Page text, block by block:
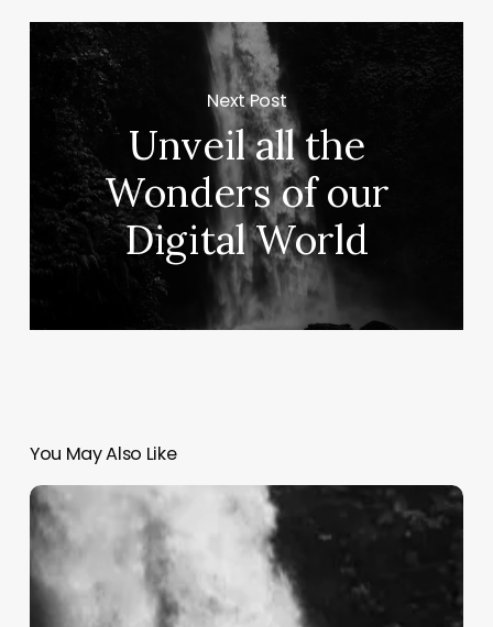
Next Post
Unveil all the
Wonders of our
Digital World
You May Also Like